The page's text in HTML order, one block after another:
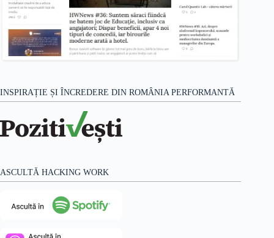
INSPIRAȚIE ȘI ÎNCREDERE DIN ROMÂNIA PERFORMANTĂ
ASCULTĂ HACKING WORK